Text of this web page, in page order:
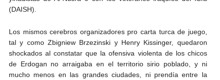
(DAISH).
Los mismos cerebros organizadores pro carta turca de juego,
tal y como Zbigniew Brzezinski y Henry Kissinger, quedaron
shockados al constatar que la ofensiva violenta de los chicos
de Erdogan no arraigaba en el territorio sirio poblado, y ni
mucho menos en las grandes ciudades, ni prendía entre la